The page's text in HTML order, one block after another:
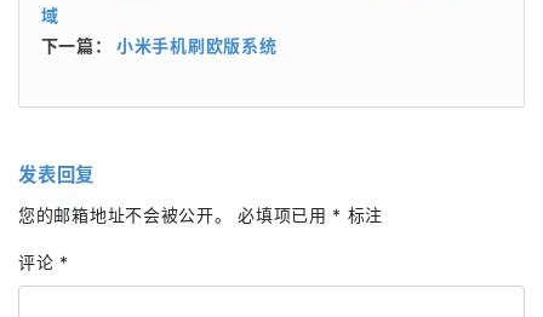
域
下一篇： 小米手机刷欧版系统
发表回复
您的邮箱地址不会被公开。 必填项已用 * 标注
评论 *